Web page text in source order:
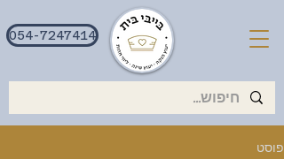
054-7247414
פוסט